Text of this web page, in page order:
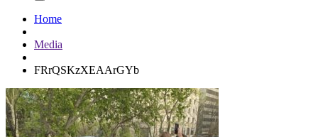
Home
Media
FRrQSKzXEAArGYb